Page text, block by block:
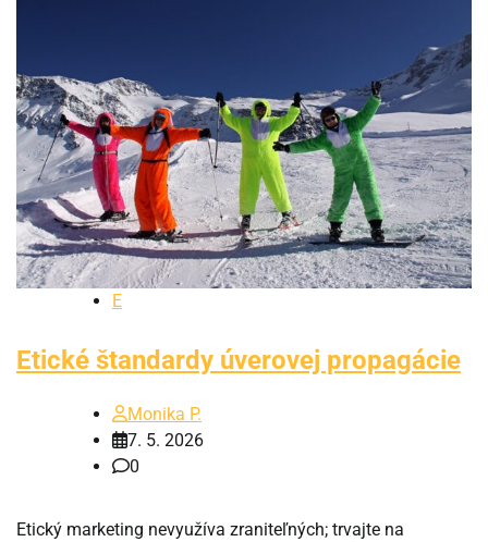
E
Etické štandardy úverovej propagácie
Monika P.
7. 5. 2026
0
Etický marketing nevyužíva zraniteľných; trvajte na